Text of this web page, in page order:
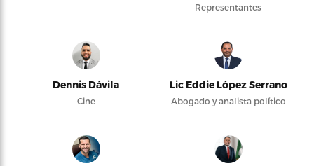
Representantes
Dennis Dávila
Cine
Lic Eddie López Serrano
Abogado y analista político